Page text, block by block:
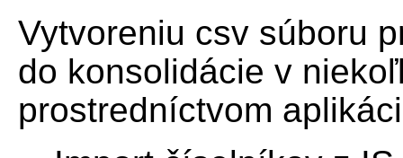
Vytvoreniu csv súboru
do konsolidácie v
prostredníctvom